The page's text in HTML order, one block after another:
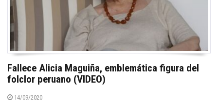
Fallece Alicia Maguiña, emblemática figura del
folclor peruano (VIDEO)
14/09/2020